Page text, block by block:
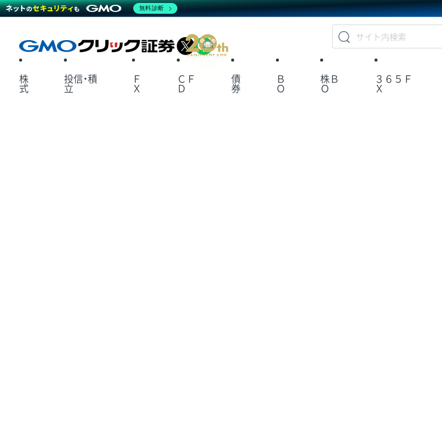
X
株
式
投信・積
立
Ｆ
Ｘ
ＣＦ
Ｄ
債
券
Ｂ
Ｏ
株Ｂ
Ｏ
３６５Ｆ
Ｘ
無料診断